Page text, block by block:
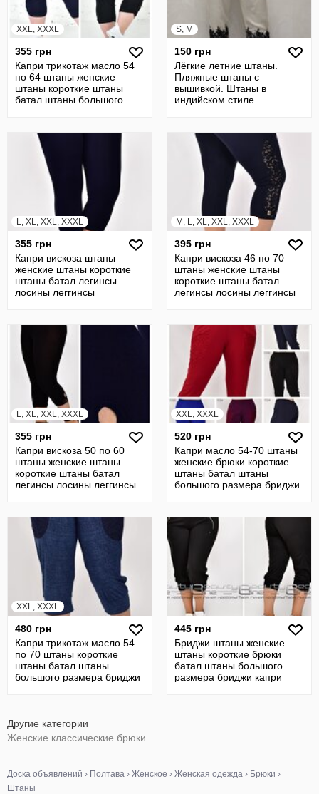
XXL, XXXL
355 грн
Капри трикотаж масло 54
по 64 штаны женские
штаны короткие штаны
батал штаны большого
S, M
150 грн
Лёгкие летние штаны.
Пляжные штаны с
вышивкой. Штаны в
индийском стиле
L, XL, XXL, XXXL
355 грн
Капри вискоза штаны
женские штаны короткие
штаны батал легинсы
лосины леггинсы
M, L, XL, XXL, XXXL
395 грн
Капри вискоза 46 по 70
штаны женские штаны
короткие штаны батал
легинсы лосины леггинсы
L, XL, XXL, XXXL
355 грн
Капри вискоза 50 по 60
штаны женские штаны
короткие штаны батал
легинсы лосины леггинсы
XXL, XXXL
520 грн
Капри масло 54-70 штаны
женские брюки короткие
штаны батал штаны
большого размера бриджи
XXL, XXXL
480 грн
Капри трикотаж масло 54
по 70 штаны короткие
штаны батал штаны
большого размера бриджи
445 грн
Бриджи штаны женские
штаны короткие брюки
батал штаны большого
размера бриджи капри
Другие категории
Женские классические брюки
Доска объявлений › Полтава › Женское › Женская одежда › Брюки ›
Штаны